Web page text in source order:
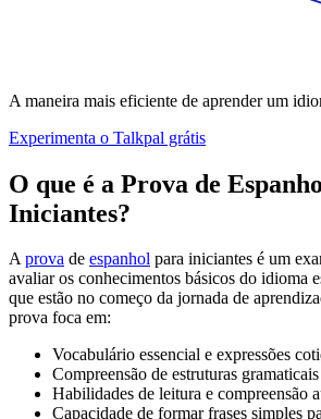
A maneira mais eficiente de aprender um
Experimenta o Talkpal grátis
O que é a Prova de
Iniciantes?
Aprova de espanhol para iniciantes é um
avaliar os conhecimentos básicos do idioma
que estão no começo da jornada de
prova foca em:
Vocabulário essencial e expressões
Compreensão de estruturas
Habilidades de leitura e compreensão
Capacidade de formar frases simples